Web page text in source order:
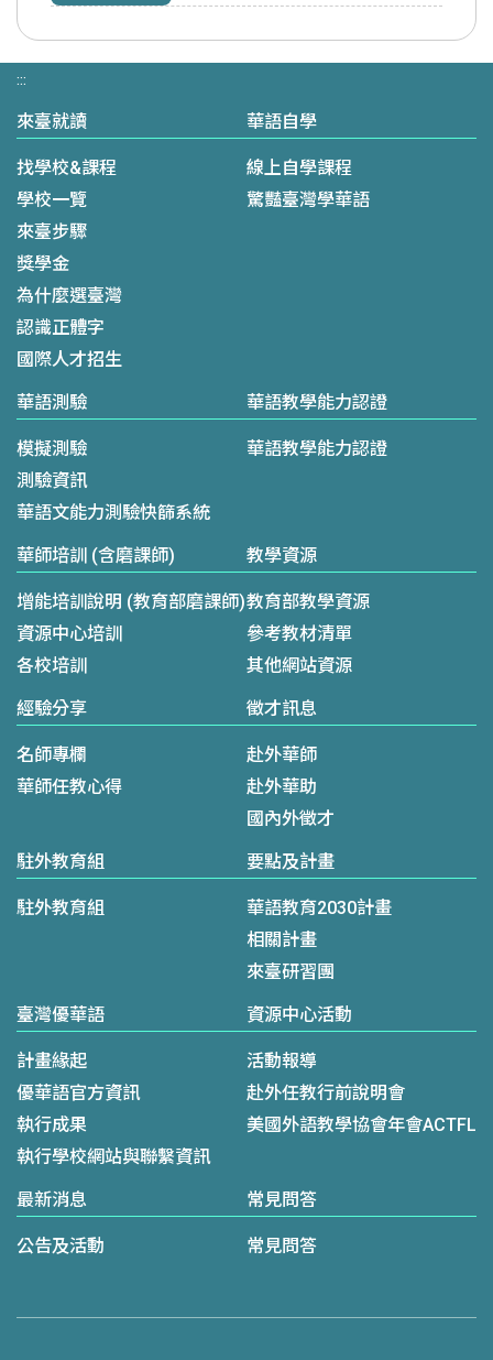
:::
來臺就讀
找學校&課程
學校一覽
來臺步驟
獎學金
為什麼選臺灣
認識正體字
國際人才招生
華語自學
線上自學課程
驚豔臺灣學華語
華語測驗
模擬測驗
測驗資訊
華語文能力測驗快篩系統
華語教學能力認證
華語教學能力認證
華師培訓 (含磨課師)
增能培訓說明 (教育部磨課師)
資源中心培訓
各校培訓
教學資源
教育部教學資源
參考教材清單
其他網站資源
經驗分享
名師專欄
華師任教心得
徵才訊息
赴外華師
赴外華助
國內外徵才
駐外教育組
駐外教育組
要點及計畫
華語教育2030計畫
相關計畫
來臺研習團
臺灣優華語
計畫緣起
優華語官方資訊
執行成果
執行學校網站與聯繫資訊
資源中心活動
活動報導
赴外任教行前說明會
美國外語教學協會年會ACTFL
最新消息
公告及活動
常見問答
常見問答